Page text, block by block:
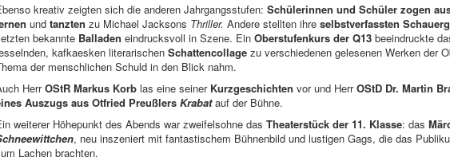
kreativ zeigten sich die anderen Jahrgangsstufen: Schülerinnen und Schüler zogen
und tanzten zu Michael Jacksons Thriller. Andere stellten ihre selbstverfassten
bekannte Balladen eindrucksvoll in Szene. Ein Oberstufenkurs der Q13 beeindruckte
kafkaesken literarischen Schattencollage zu verschiedenen gelesenen Werken der
der menschlichen Schuld in den Blick nahm.
HerrOStR Markus Korb las eine seiner Kurzgeschichten vor und HerrOStD Dr. Martin
Auszugs aus Otfried Preußlers Krabatauf der Bühne.
weiterer Höhepunkt des Abends war zweifelsohne das Theaterstück der 11. Klasse: das
, neu inszeniert mit fantastischem Bühnenbild und lustigen Gags, die das
Lachen brachten.